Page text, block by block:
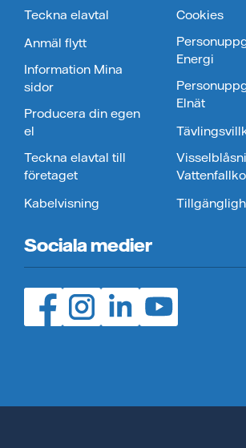
Teckna elavtal
Anmäl flytt
Information Mina
sidor
Producera din egen
el
Teckna elavtal till
företaget
Kabelvisning
Cookies
Energi
Elnät
Sociala medier
Facebook (öppnas i ny flik)
Instagram (öppnas i ny
LinedIn (öppnas i